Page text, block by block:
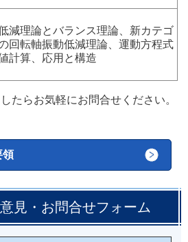
減理論とバランス理論、新カテゴ
回転軸振動低減理論、運動方程式
計算、応用と構造
たらお気軽にお問合せください。
領
見・お問合せフォーム